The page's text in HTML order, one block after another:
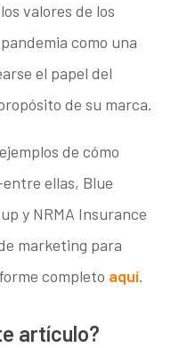
valores de los
como una
el papel del
de su marca.
de cómo
ellas, Blue
y NRMA Insurance
marketing para
completo aquí.
artículo?